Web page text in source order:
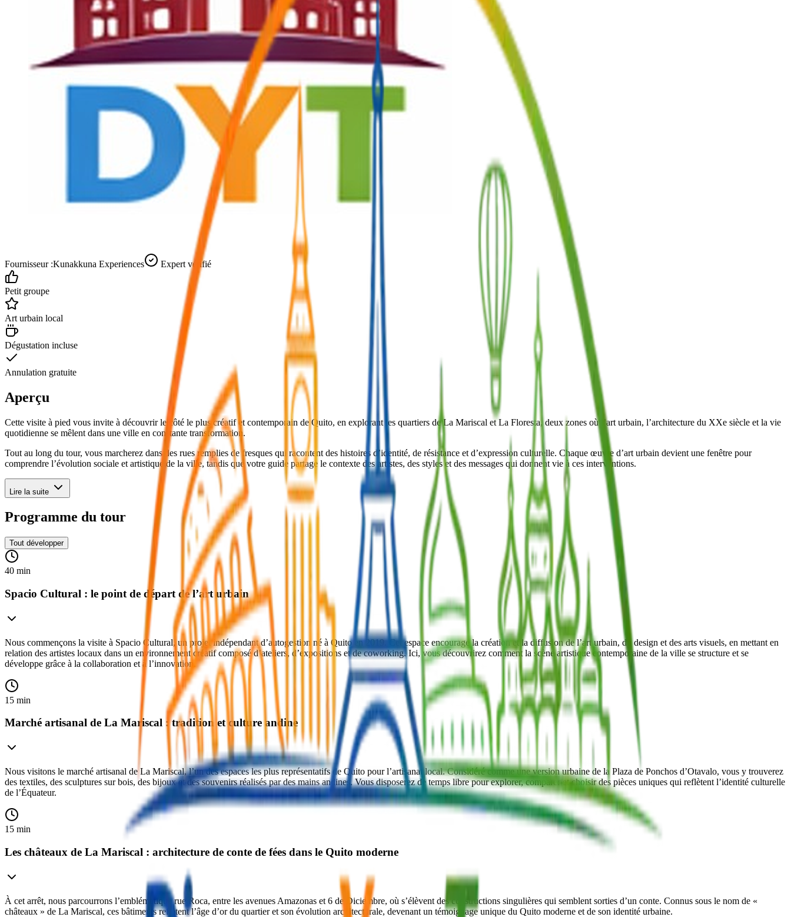
Fournisseur :Kunakkuna Experiences Expert vérifié
Petit groupe
Art urbain local
Dégustation incluse
Annulation gratuite
Aperçu
Cette visite à pied vous invite à découvrir le côté le plus créatif et contemporain de Quito, en explorant les quartiers de La Mariscal et La Floresta, deux zones où l’art urbain, l’architecture du XXe siècle et la vie
quotidienne se mêlent dans une ville en constante transformation.
Tout au long du tour, vous marcherez dans des rues remplies de fresques qui racontent des histoires d’identité, de résistance et d’expression culturelle. Chaque œuvre d’art urbain devient une fenêtre pour
comprendre l’évolution sociale et artistique de la ville, tandis que votre guide partage le contexte des artistes, des styles et des messages qui donnent vie à ces interventions.
Lire la suite
Programme du tour
Tout développer
40 min
Spacio Cultural : le point de départ de l’art urbain
Nous commençons la visite à Spacio Cultural, un projet indépendant d’autogestion né à Quito en 2019. Cet espace encourage la création et la diffusion de l’art urbain, du design et des arts visuels, en mettant en
relation des artistes locaux dans un environnement créatif composé d’ateliers, d’expositions et de coworking. Ici, vous découvrirez comment la scène artistique contemporaine de la ville se structure et se
développe grâce à la collaboration et à l’innovation.
15 min
Marché artisanal de La Mariscal : tradition et culture andine
Nous visitons le marché artisanal de La Mariscal, l’un des espaces les plus représentatifs de Quito pour l’artisanat local. Considéré comme une version urbaine de la Plaza de Ponchos d’Otavalo, vous y trouverez
des textiles, des sculptures sur bois, des bijoux et des souvenirs réalisés par des mains andines. Vous disposerez de temps libre pour explorer, comparer et choisir des pièces uniques qui reflètent l’identité culturelle
de l’Équateur.
15 min
Les châteaux de La Mariscal : architecture de conte de fées dans le Quito moderne
À cet arrêt, nous parcourrons l’emblématique rue Roca, entre les avenues Amazonas et 6 de Diciembre, où s’élèvent des constructions singulières qui semblent sorties d’un conte. Connus sous le nom de «
châteaux » de La Mariscal, ces bâtiments reflètent l’âge d’or du quartier et son évolution architecturale, devenant un témoignage unique du Quito moderne et de son identité urbaine.